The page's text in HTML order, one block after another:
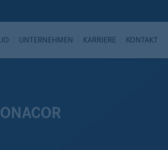
UNTERNEHMEN KARRIERE KONTAKT